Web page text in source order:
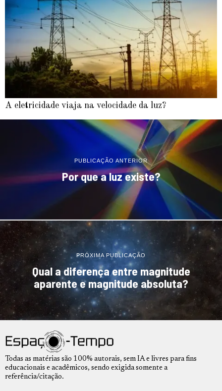
A eletricidade viaja na velocidade da luz?
PUBLICAÇÃO ANTERIOR
Por que a luz existe?
PRÓXIMA PUBLICAÇÃO
Qual a diferença entre magnitude
aparente e magnitude absoluta?
Todas as matérias são 100% autorais, sem IA e livres para fins
educacionais e acadêmicos, sendo exigida somente a
referência/citação.